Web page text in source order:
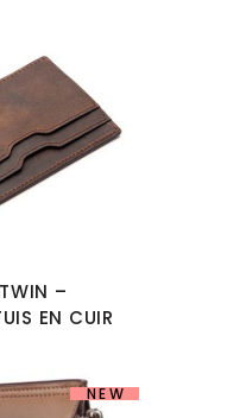
–
EN CUIR
NEW